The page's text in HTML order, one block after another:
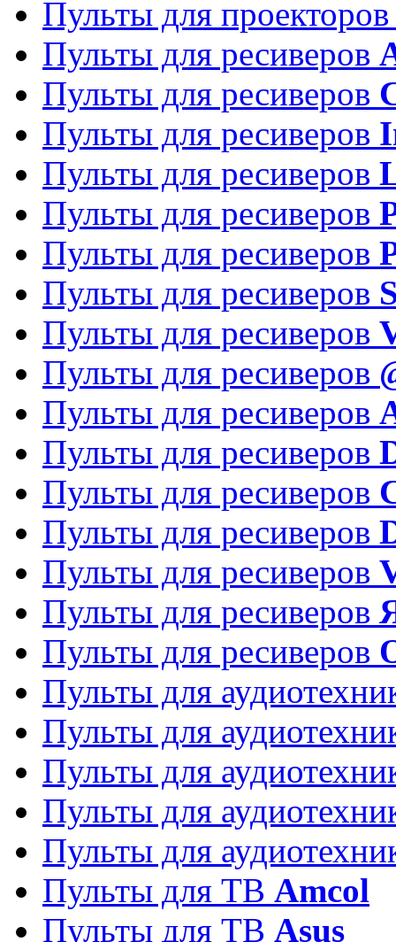
Пульты для
Пульты для ресиверов
Пульты для ресиверов
Пульты для ресиверов
Пульты для ресиверов
Пульты для ресиверов
Пульты для ресиверов
Пульты для ресиверов
Пульты для ресиверов
Пульты для ресиверов
Пульты для ресиверов
Пульты для ресиверов
Пульты для ресиверов
Пульты для ресиверов
Пульты для ресиверов
Пульты для ресиверов
Пульты для ресиверов
Пульты для
Пульты для
Пульты для
Пульты для
Пульты для
Пульты для ТВ Amcol
Пульты для ТВ Asus